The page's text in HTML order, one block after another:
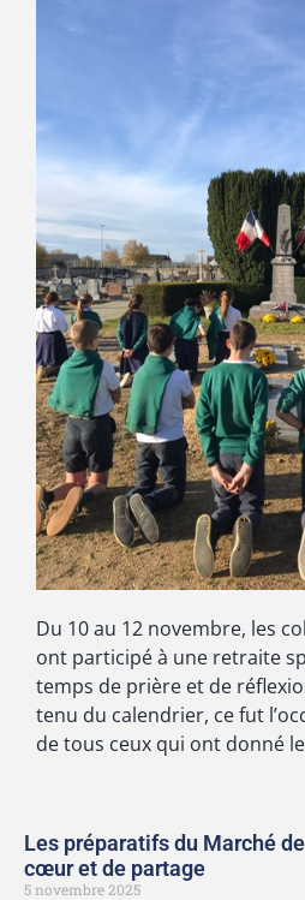
Du 10 au 12 novembre, les
ont participé à une retraite
temps de prière et de
tenu du calendrier, ce fut
de tous ceux qui ont donné
Les préparatifs du Marché
cœur et de partage
5 novembre 2025